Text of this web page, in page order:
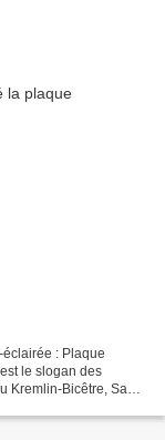
: Plaque
le slogan des
Bicêtre, Saadi